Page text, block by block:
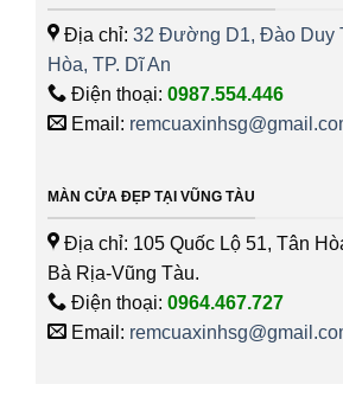
Địa chỉ: 32 Đường D1, Đào Duy
Hòa, TP. Dĩ An
Điện thoại: 0987.554.446
Email:
MÀN CỬA ĐẸP TẠI VŨNG TÀU
Địa chỉ: 105 Quốc Lộ 51, Tân
Bà Rịa-Vũng Tàu.
Điện thoại: 0964.467.727
Email: